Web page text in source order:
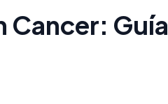
Cancer: Guía